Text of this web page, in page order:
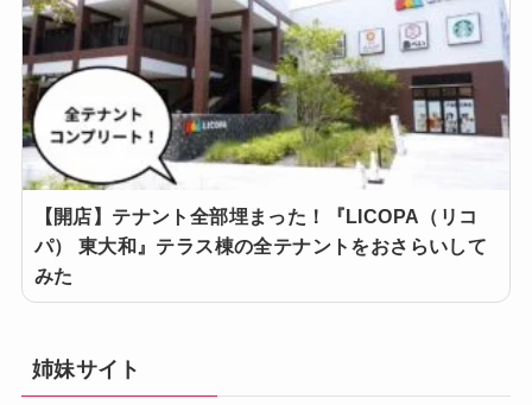
【開店】テナント全部埋まった！『LICOPA（リコ
パ） 東大和』テラス棟の全テナントをおさらいして
みた
姉妹サイト